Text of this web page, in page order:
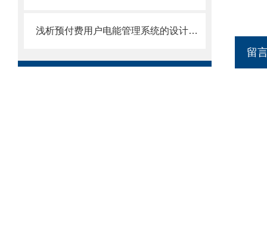
浅析预付费用户电能管理系统的设计与应用
留